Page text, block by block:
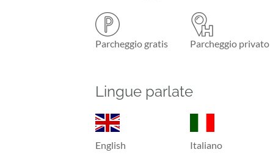
Parcheggio gratis Parcheggio privato
Lingue parlate
English Italiano